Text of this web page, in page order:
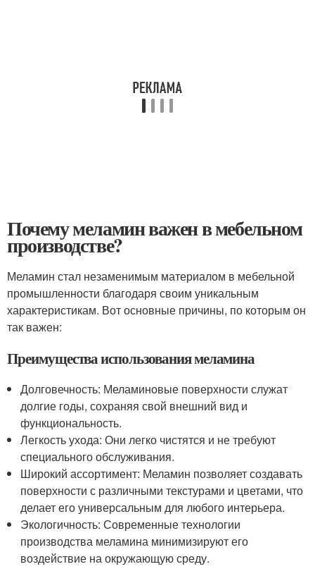
Почему меламин важен в мебельном
производстве?
Меламин стал незаменимым материалом в мебельной
промышленности благодаря своим уникальным
характеристикам. Вот основные причины, по которым он
так важен:
Преимущества использования меламина
Долговечность: Меламиновые поверхности служат
долгие годы, сохраняя свой внешний вид и
функциональность.
Легкость ухода: Они легко чистятся и не требуют
специального обслуживания.
Широкий ассортимент: Меламин позволяет создавать
поверхности с различными текстурами и цветами, что
делает его универсальным для любого интерьера.
Экологичность: Современные технологии
производства меламина минимизируют его
воздействие на окружающую среду.